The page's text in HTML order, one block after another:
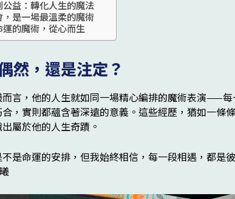
公益：轉化人生的魔法
，是一場最溫柔的魔術
運的魔術，從心而生
然，還是注定？
言，他的人生就如同一場精心編排的魔術表演——
，實則都蘊含著深遠的意義。這些經歷，猶如一條
屬於他的人生奇蹟。
不是命運的安排，但我始終相信，每一段相遇，都是